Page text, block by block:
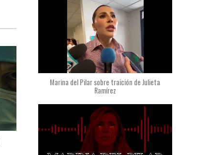
Marina del Pilar sobre traición de Julieta
Ramírez